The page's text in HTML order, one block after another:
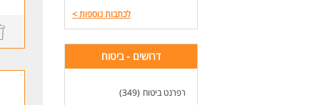
לכתבות נוספות>
דרושים - ביטוח
רפרנט ביטוח (349)